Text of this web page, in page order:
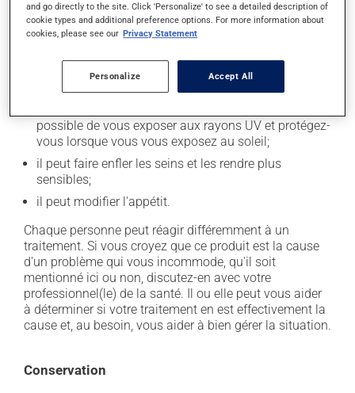
il peut causer des nausées ou, rarement, des
vomissements;
l'enflure (oedème);
il peut rendre votre peau plus sensible aux rayons UV
possible de vous exposer aux rayons UV et protégez-
vous lorsque vous vous exposez au soleil;
il peut faire enfler les seins et les rendre plus
sensibles;
il peut modifier l'appétit.
Chaque personne peut réagir différemment à un
traitement. Si vous croyez que ce produit est la cause
d'un problème qui vous incommode, qu'il soit
mentionné ici ou non, discutez-en avec votre
professionnel(le) de la santé. Il ou elle peut vous aider
à déterminer si votre traitement en est effectivement la
cause et, au besoin, vous aider à bien gérer la situation.
Conservation
and go directly to the site. Click 'Personalize' to see a detailed description of
cookie types and additional preference options. For more information about
cookies, please see our Privacy Statement
Personalize Accept All